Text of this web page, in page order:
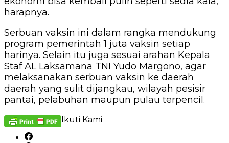
harapnya.
Serbuan vaksin ini dalam rangka mendukung
program pemerintah 1 juta vaksin setiap
harinya. Selain itu juga sesuai arahan Kepala
Staf AL Laksamana TNI Yudo Margono, agar
melaksanakan serbuan vaksin ke daerah
daerah yang sulit dijangkau, wilayah pesisir
pantai, pelabuhan maupun pulau terpencil.
Ikuti Kami